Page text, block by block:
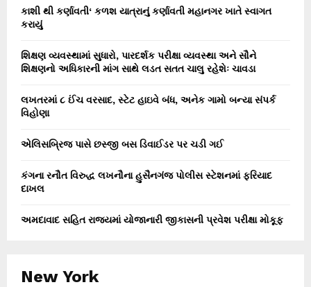
કાશી થી કર્ણાવતી‘ કળશ યાત્રાનું કર્ણાવતી મહાનગર ખાતે સ્વાગત
કરાયું
શિક્ષણ વ્યવસ્થામાં સુધારો, પારદર્શક પરીક્ષા વ્યવસ્થા અને સૌને
શિક્ષણનો અધિકારની માંગ સાથે લડત સતત ચાલુ રહેશેઃ ચાવડા
લખતરમાં ૮ ઈંચ વરસાદ, સ્ટેટ હાઇવે બંધ, અનેક ગામો બન્યા સંપર્ક
વિહોણા
એલિસબ્રિજ પાસે છસ્જી બસ ડિવાઈડર પર ચડી ગઈ
કંગના રનૌત વિરુદ્ધ લખનૌના હુસૈનગંજ પોલીસ સ્ટેશનમાં ફરિયાદ
દાખલ
અમદાવાદ સહિત રાજ્યમાં યોજાનારી જીકાસની પ્રવેશ પરીક્ષા મોકૂફ
New York